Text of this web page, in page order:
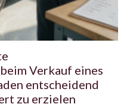
Verkauf eines
entscheidend
zu erzielen